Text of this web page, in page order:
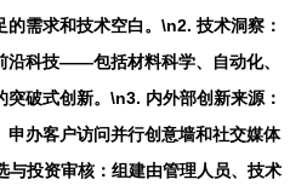
的需求和技术空白。\n2. 技术洞察 ：
沿科技——包括材料科学、自动化、
破式创新。\n3. 内外部创新来源 ：
申办客户访问并行创意墙和社交媒体
与投资审核 ：组建由管理人员、技术